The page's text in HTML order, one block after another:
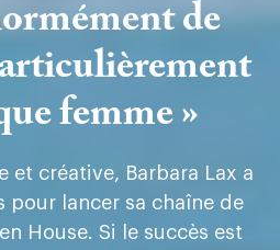
de
femme »
et créative, Barbara Lax a
pour lancer sa chaîne de
House. Si le succès est